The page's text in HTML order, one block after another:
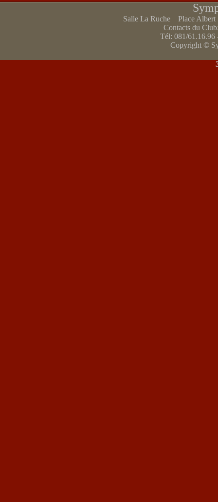
Salle La Ruche Place
Contacts du
Tél: 081/61.16.96
Copyright ©